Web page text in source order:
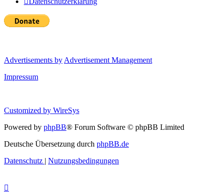
Advertisements by Advertisement Management
Impressum
Customized by WireSys
Powered by phpBB® Forum Software © phpBB Limited
Deutsche Übersetzung durch phpBB.de
Datenschutz | Nutzungsbedingungen